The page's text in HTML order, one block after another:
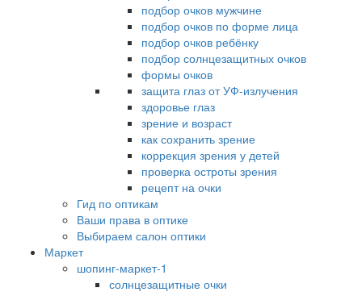
подбор очков мужчине
подбор очков по форме лица
подбор очков ребёнку
подбор солнцезащитных очков
формы очков
защита глаз от УФ-излучения
здоровье глаз
зрение и возраст
как сохранить зрение
коррекция зрения у детей
проверка остроты зрения
рецепт на очки
Гид по оптикам
Ваши права в оптике
Выбираем салон оптики
Маркет
шопинг-маркет-1
солнцезащитные очки